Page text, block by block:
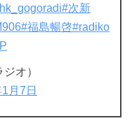
#次新
#福島暢啓#radiko
オ）
月7日